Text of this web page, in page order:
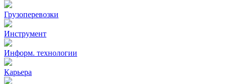
Грузоперевозки
Инструмент
Информ. технологии
Карьера